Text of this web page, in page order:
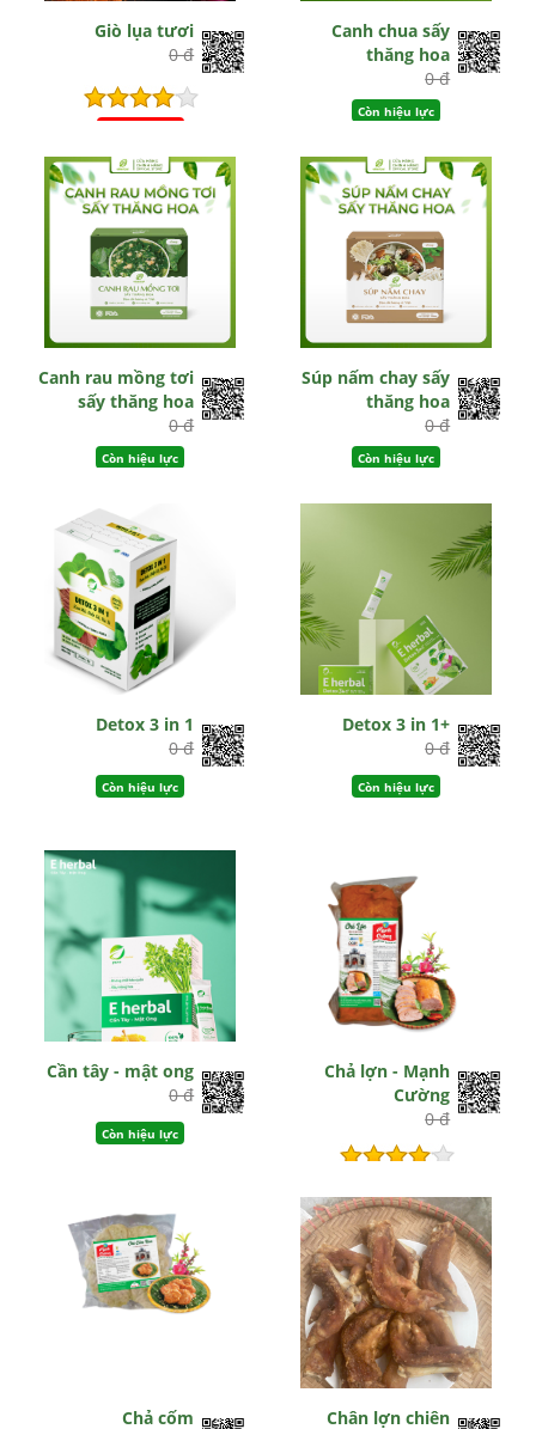
Giò lụa tươi
0 đ
Canh chua sấy
thăng hoa
0 đ
Còn hiệu lực
Canh rau mồng tơi
sấy thăng hoa
0 đ
Còn hiệu lực
Súp nấm chay sấy
thăng hoa
0 đ
Còn hiệu lực
Detox 3 in 1
0 đ
Còn hiệu lực
Detox 3 in 1+
0 đ
Còn hiệu lực
Cần tây - mật ong
0 đ
Còn hiệu lực
Chả lợn - Mạnh
Cường
0 đ
Chả cốm Chân lợn chiên